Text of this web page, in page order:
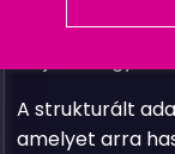
például a
A strukturált
amelyet arra